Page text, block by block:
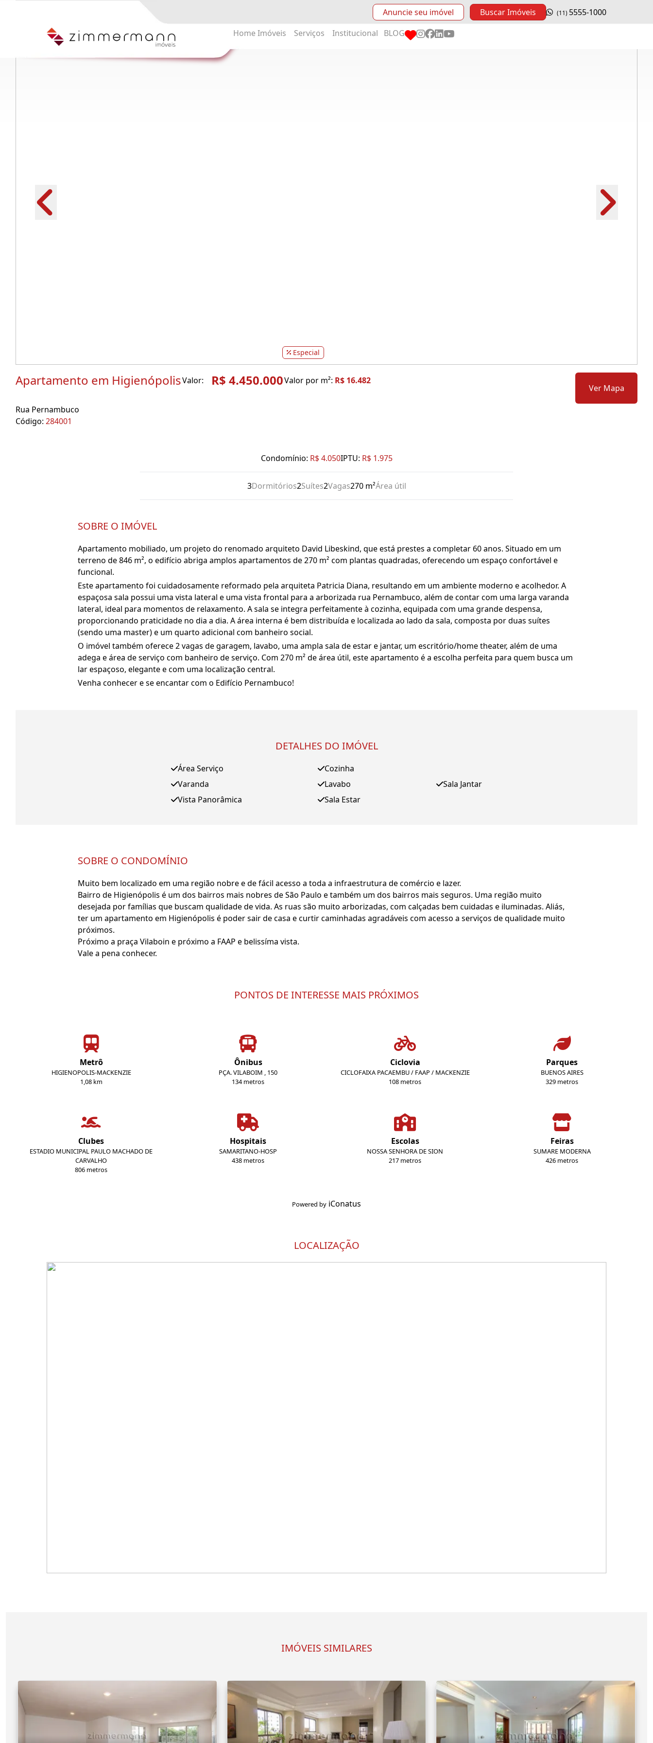
Anuncie seu imóvel Buscar Imóveis (11) 5555-1000
Home Imóveis Serviços Institucional BLOG
Especial
Apartamento em HigienópolisValor: R$ 4.450.000Valor por m²: R$ 16.482
Rua Pernambuco
Código: 284001
Ver Mapa
Condomínio: R$ 4.050IPTU: R$ 1.975
3Dormitórios2Suítes2Vagas270 m²Área útil
SOBRE O IMÓVEL
Apartamento mobiliado, um projeto do renomado arquiteto David Libeskind, que está prestes a completar 60 anos. Situado em um
terreno de 846 m², o edifício abriga amplos apartamentos de 270 m² com plantas quadradas, oferecendo um espaço confortável e
funcional.
Este apartamento foi cuidadosamente reformado pela arquiteta Patricia Diana, resultando em um ambiente moderno e acolhedor. A
espaçosa sala possui uma vista lateral e uma vista frontal para a arborizada rua Pernambuco, além de contar com uma larga varanda
lateral, ideal para momentos de relaxamento. A sala se integra perfeitamente à cozinha, equipada com uma grande despensa,
proporcionando praticidade no dia a dia. A área interna é bem distribuída e localizada ao lado da sala, composta por duas suítes
(sendo uma master) e um quarto adicional com banheiro social.
O imóvel também oferece 2 vagas de garagem, lavabo, uma ampla sala de estar e jantar, um escritório/home theater, além de uma
adega e área de serviço com banheiro de serviço. Com 270 m² de área útil, este apartamento é a escolha perfeita para quem busca um
lar espaçoso, elegante e com uma localização central.
Venha conhecer e se encantar com o Edifício Pernambuco!
DETALHES DO IMÓVEL
Área Serviço
Varanda
Vista Panorâmica
Cozinha
Lavabo
Sala Estar
Sala Jantar
SOBRE O CONDOMÍNIO
Muito bem localizado em uma região nobre e de fácil acesso a toda a infraestrutura de comércio e lazer.
Bairro de Higienópolis é um dos bairros mais nobres de São Paulo e também um dos bairros mais seguros. Uma região muito
desejada por famílias que buscam qualidade de vida. As ruas são muito arborizadas, com calçadas bem cuidadas e iluminadas. Aliás,
ter um apartamento em Higienópolis é poder sair de casa e curtir caminhadas agradáveis com acesso a serviços de qualidade muito
próximos.
Próximo a praça Vilaboin e próximo a FAAP e belissíma vista.
Vale a pena conhecer.
PONTOS DE INTERESSE MAIS PRÓXIMOS
Metrô
HIGIENOPOLIS-MACKENZIE
1,08 km
Ônibus
PÇA. VILABOIM , 150
134 metros
Ciclovia
CICLOFAIXA PACAEMBU / FAAP / MACKENZIE
108 metros
Parques
BUENOS AIRES
329 metros
Clubes
ESTADIO MUNICIPAL PAULO MACHADO DE
CARVALHO
806 metros
Hospitais
SAMARITANO-HOSP
438 metros
Escolas
NOSSA SENHORA DE SION
217 metros
Feiras
SUMARE MODERNA
426 metros
Powered by iConatus
LOCALIZAÇÃO
IMÓVEIS SIMILARES